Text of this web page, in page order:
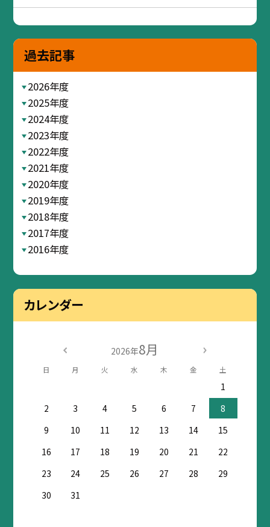
過去記事
2026年度
2025年度
2024年度
2023年度
2022年度
2021年度
2020年度
2019年度
2018年度
2017年度
2016年度
カレンダー
2026年8月
日 月 火 水 木 金 土
1
2
3 4 5 6 7
8
9
10 11 12 13 14
15
16
17 18 19 20 21
22
23
24 25 26 27 28
29
30
31